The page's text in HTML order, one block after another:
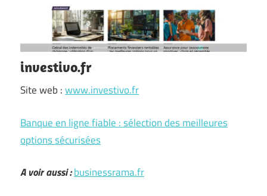
investivo.fr
Site web :www.investivo.fr
Banque en ligne fiable : sélection des meilleures
options sécurisées
A voir aussi :businessrama.fr